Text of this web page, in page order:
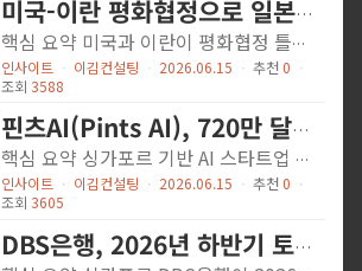
미국-이란 평화협정으로 일본 증시 사상최고치, 니케이 6만9천 돌파
핵심 요약 미국과 이란이 평화협정 틀에 합의하면서 일본 증시가 폭등했습니다. 니케이225지수는 5.5% 급등하여 69,657.09로 사상 처음 6만9천을 돌파했습니다. 중동 긴장 완화로 유가 하락과 인플레이션 우려 감소가 주요 상승 요인으로 분석됩니다. 상세 내용 미국과 이란은 일요일 미국의 이란 봉쇄 중단과 호르무즈 해협 재개방에 합의하는 예비협정을 체결했습니다. 이 양해각서는 금요일 스위스에서 공식 서명될 예정입니다. 이란의 핵 프로그램 문제는 추후 협상에서 다뤄질 것으로 알려졌습니다. 일본 증시는 이 소식에 즉각 반응했습니다. 니케이225지수는 5.5% 급등하여 69,657.09를 기록했고, 도픽스지수도 3.8% 상승한 4,028.06을 나타냈습니다. NLI연구소의 이데 신고 수석 주식 전략가는 "이는 단순히 시장이 휴전 협정에 반응한 것"이라며 "4% 정도의 상승도 부자연스럽지 않다"고 평가했습니다. 채권시장에서는 인플레이션 우려 완화로 수익률이 하락했습니다. 10년 만기 일본국채 수익률은 5.5bp 하락한 2.58%를 기록했고, 20년 만기는 7.5bp 하락한 3.445%를 나타냈습니다. 일본은행 정책금리에 가장 민감한 2년 만기 수익률은 2bp 하락한 1.39%였습니다. 일본은 원유 수입의 95%를 중동에 의존하고 있어 이번 평화협정이 특히 중요합니다. 일본은행은 화요일까지 이틀간 정책회의를 개최하며, 정책금리를 31년 만에 최고 수준인 1%로 인상할 것으로 예상됩니다. 시사점 지정학적 리스크 완화: 중동 긴장 해소로 글로벌 공급망 안정성 개선, 한국 기업들의 원자재 조달 비용 부담 완화 기대 아시아 증시 동반 상승 가능성: 일본 증시 급등이 아시아 전체 시장에 긍정적 영향을 미칠 수 있어 한국 투자자들의 포트폴리오 재검토 필요 유가 하락의 이중효과: 에너지 수입국인 한국에는 긍정적이나, 중동 진출...
인사이트 ㆍ 이김컨설팅 ㆍ 2026.06.15 ㆍ 추천 0 ㆍ
조회 3588
핀츠AI(Pints AI), 720만 달러 투자 유치로 은행 AI 자동화 확대
핵심 요약 싱가포르 기반 AI 스타트업 핀츠AI(Pints AI)가 틴 맨 캐피털(Tin Men Capital) 주도로 720만 달러(약 56억원) 프리시리즈A 투자를 유치했습니다. 동사의 오토쏘트(Autothought) 시스템은 금융기관의 언더라이팅, 클레임 처리, 고객 온보딩을 자동화하며 규제 검토용 감사 추적을 생성합니다. 현재 12개 금융기관에서 사용 중이며, 온보딩 시간을 70% 단축하는 성과를 거뒀습니다. 상세 내용 핀츠AI는 SBI 벤 캐피털(SBI Ven Capital)이 공동 리드투자자로 참여한 가운데 720만 달러 규모의 프리시리즈A 투자를 성공적으로 마감했습니다. 이번 투자에는 SEEDS, NTUitive, SUTD 벤처펀드, 테니티(Tenity) 등도 참여했습니다. 동사의 핵심 제품인 오토쏘트(Autothought)는 코어뱅킹 및 보험 시스템과 연결되어 소규모 언어모델, 프론티어 모델, 오픈소스 시스템 전반에 걸쳐 업무를 라우팅합니다. 모든 AI 지원 결정을 기록하고 불확실한 결과물을 인간 검토를 위해 플래그 처리하는 것이 특징입니다. 현재 싱가포르, 인도, 홍콩, 미국의 12개 금융기관이 이 플랫폼을 사용하고 있으며, 고객들은 총 1,300만 달러(약 168억원)를 절약했습니다. 언더라이팅 시간은 40% 단축되었고, 온보딩 시간은 70% 단축되는 성과를 보였습니다. 핀츠AI는 고객 기관 내부에 직접 엔지니어를 파견해 시스템을 코어뱅킹 및 보험 인프라와 통합하는 서비스도 제공합니다. 이번 투자금은 아시아태평양 및 중동 지역 확장, 인력 채용, 규제 환경을 위한 거버넌스 및 감사 도구 개발에 사용될 예정입니다. 시사점 규제 준수 AI 솔루션의 부상: 금융권에서 AI 도입 시 가장 큰 장벽인 규제 준수 문제를 해결하는 솔루션이 높은 밸류에이션을 받고 있어, 한국 핀테크 기업들도 유사한 접근이 필요합니다. 아시아 금융 AI 시장...
인사이트 ㆍ 이김컨설팅 ㆍ 2026.06.15 ㆍ 추천 0 ㆍ
조회 3605
DBS은행, 2026년 하반기 토큰화 실물금 투자상품 출시